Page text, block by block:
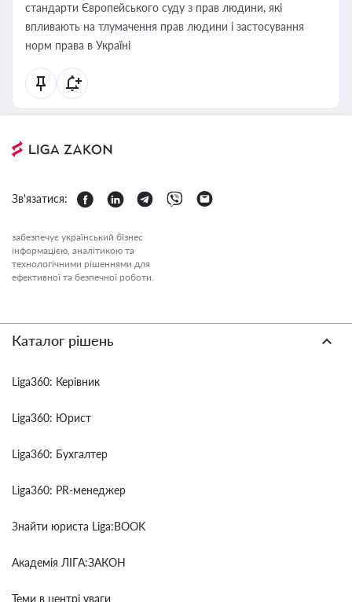
стандарти Європейського суду з прав людини, які
впливають на тлумачення прав людини і застосування
норм права в Україні
Зв'язатися:
забезпечує український бізнес
інформацією, аналітикою та
технологічними рішеннями для
ефективної та безпечної роботи.
Каталог рішень
Liga360: Керівник
Liga360: Юрист
Liga360: Бухгалтер
Liga360: PR-менеджер
Знайти юриста Liga:BOOK
Академія ЛІГА:ЗАКОН
Теми в центрі уваги